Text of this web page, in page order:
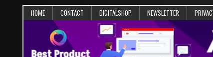
HOME CONTACT DIGITALSHOP NEWSLETTER